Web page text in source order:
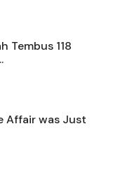
Tembus 118
Affair was Just